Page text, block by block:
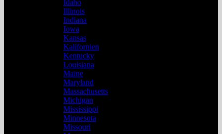
Idaho
Illinois
Indiana
Iowa
Kansas
Kalifornien
Kentucky
Louisiana
Maine
Maryland
Massachusetts
Michigan
Mississippi
Minnesota
Missouri